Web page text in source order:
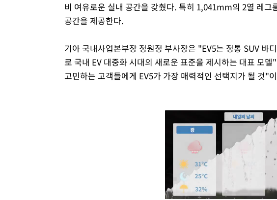
비 여유로운 실내 공간을 갖췄다. 특히 1,041mm의 2열 레그
공간을 제공한다.
기아 국내사업본부장 정원정 부사장은 "EV5는 정통 SUV 바
로 국내 EV 대중화 시대의 새로운 표준을 제시하는 대표 모
고민하는 고객들에게 EV5가 가장 매력적인 선택지가 될 것"